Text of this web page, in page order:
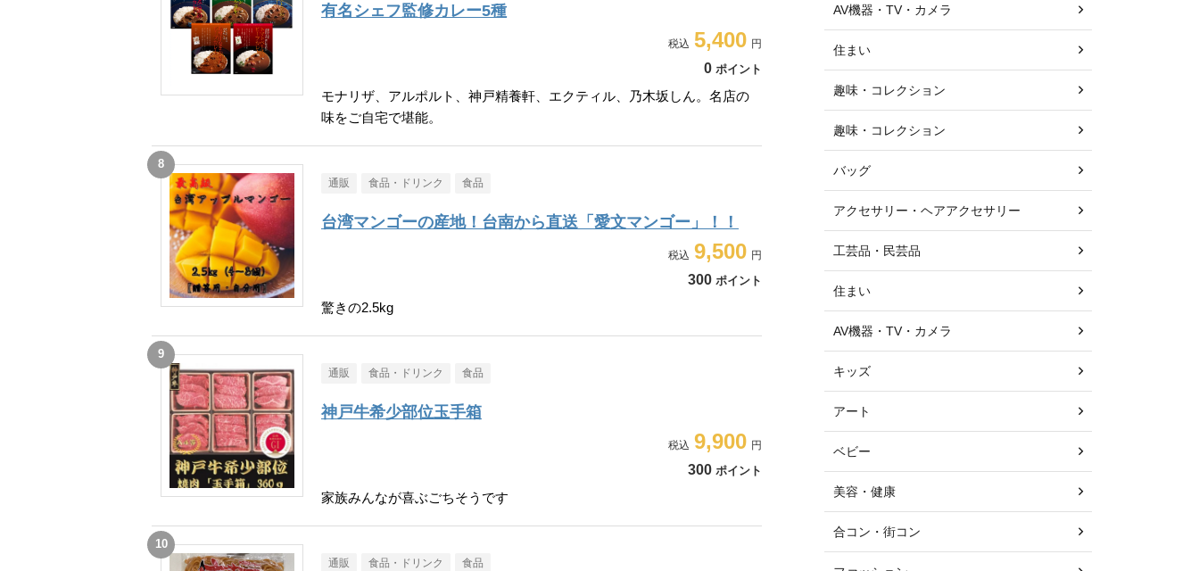
有名シェフ監修カレー5種
5,400
0 ポイント
モナリザ、アルポルト、神戸精養軒、エクティル、乃木坂しん。名店の
味をご自宅で堪能。
通販 食品・ドリンク 食品
台湾マンゴーの産地！台南から直送「愛文マンゴー」！！
9,500
300 ポイント
驚きの2.5kg
通販 食品・ドリンク 食品
神戸牛希少部位玉手箱
9,900
300 ポイント
家族みんなが喜ぶごちそうです
通販 食品・ドリンク 食品
AV機器・TV・カメラ
住まい
趣味・コレクション
趣味・コレクション
バッグ
アクセサリー・ヘアアクセサリー
工芸品・民芸品
住まい
AV機器・TV・カメラ
キッズ
アート
ベビー
美容・健康
合コン・街コン